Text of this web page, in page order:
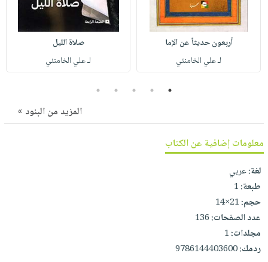
صابون
أطفال
مناسبات
فيديوهات
أسئلة
يتكرر
كتابك
معنا
عربة
التسوق
أربعون حديثاً عن الإما
لـ علي الخامنئي
صلاة الليل
لـ علي الخامنئي
1
2
3
4
5
المزيد من البنود »
معلومات إضافية عن الكتاب
لغة:عربي
طبعة:1
حجم:21×14
عدد الصفحات:136
مجلدات:1
ردمك:9786144403600